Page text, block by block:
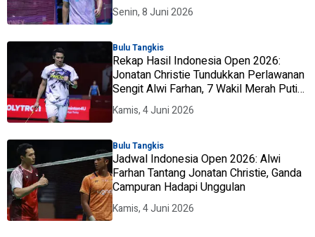
Senin, 8 Juni 2026
Bulu Tangkis
Rekap Hasil Indonesia Open 2026:
Jonatan Christie Tundukkan Perlawanan
Sengit Alwi Farhan, 7 Wakil Merah Puti
ke Perempat Final
Kamis, 4 Juni 2026
Bulu Tangkis
Jadwal Indonesia Open 2026: Alwi
Farhan Tantang Jonatan Christie, Ganda
Campuran Hadapi Unggulan
Kamis, 4 Juni 2026